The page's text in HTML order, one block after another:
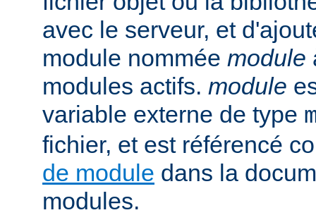
avec le serveur, et
module nommée module
modules actifs. module
variable externe de type
fichier, et est référencé
de module dans la
modules.